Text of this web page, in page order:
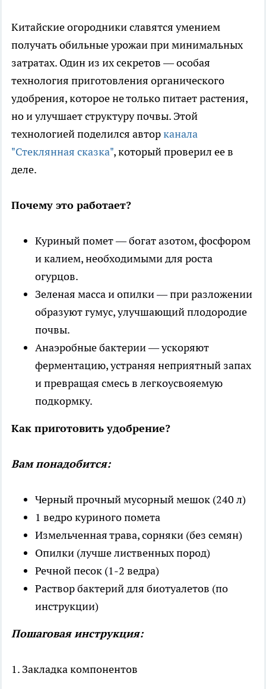
Китайские огородники славятся умением
получать обильные урожаи при минимальных
затратах. Один из их секретов — особая
технология приготовления органического
удобрения, которое не только питает растения,
но и улучшает структуру почвы. Этой
технологией поделился авторканала
"Стеклянная сказка", который проверил ее в
деле.
Почему это работает?
Куриный помет — богат азотом, фосфором
и калием, необходимыми для роста
огурцов.
Зеленая масса и опилки — при разложении
образуют гумус, улучшающий плодородие
почвы.
Анаэробные бактерии — ускоряют
ферментацию, устраняя неприятный запах
и превращая смесь в легкоусвояемую
подкормку.
Как приготовить удобрение?
Вам понадобится:
Черный прочный мусорный мешок (240 л)
1 ведро куриного помета
Измельченная трава, сорняки (без семян)
Опилки (лучше лиственных пород)
Речной песок (1-2 ведра)
Раствор бактерий для биотуалетов (по
инструкции)
Пошаговая инструкция:
1. Закладка компонентов